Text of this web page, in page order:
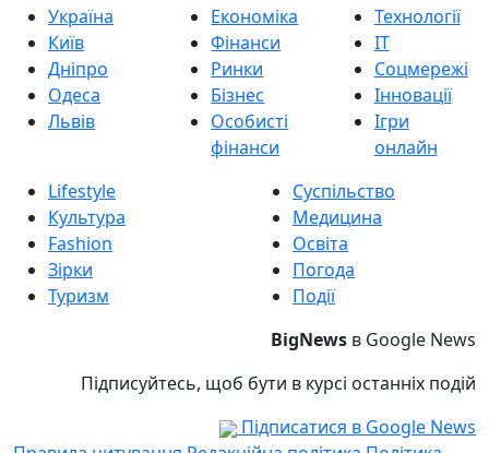
Україна
Київ
Дніпро
Одеса
Львів
Економіка
Фінанси
Ринки
Бізнес
Особисті
фінанси
Технології
IT
Соцмережі
Інновації
Ігри
онлайн
Lifestyle
Культура
Fashion
Зірки
Туризм
Суспільство
Медицина
Освіта
Погода
Події
BigNews в Google News
Підписуйтесь, щоб бути в курсі останніх подій
Підписатися в Google News